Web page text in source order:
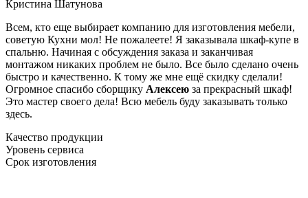
Кристина Шатунова
Всем, кто еще выбирает компанию для изготовления мебели,
советую Кухни мол! Не пожалеете! Я заказывала шкаф-купе в
спальню. Начиная с обсуждения заказа и заканчивая
монтажом никаких проблем не было. Все было сделано очень
быстро и качественно. К тому же мне ещё скидку сделали!
Огромное спасибо сборщику Алексею за прекрасный шкаф!
Это мастер своего дела! Всю мебель буду заказывать только
здесь.
Качество продукции
Уровень сервиса
Срок изготовления